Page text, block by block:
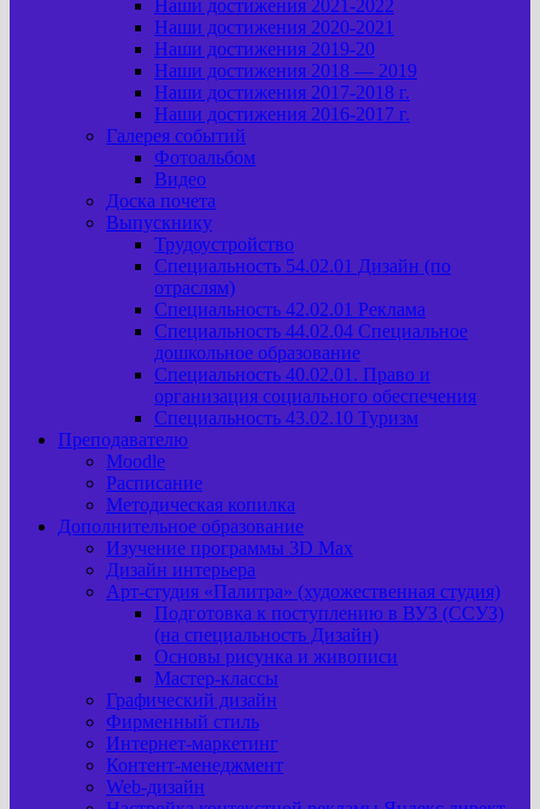
Наши достижения 2021-2022
Наши достижения 2020-2021
Наши достижения 2019-20
Наши достижения 2018 — 2019
Наши достижения 2017-2018 г.
Наши достижения 2016-2017 г.
Галерея событий
Фотоальбом
Видео
Доска почета
Выпускнику
Трудоустройство
Специальность 54.02.01 Дизайн (по
отраслям)
Специальность 42.02.01 Реклама
Специальность 44.02.04 Специальное
дошкольное образование
Специальность 40.02.01. Право и
организация социального обеспечения
Специальность 43.02.10 Туризм
Преподавателю
Moodle
Расписание
Методическая копилка
Дополнительное образование
Изучение программы 3D Max
Дизайн интерьера
Арт-cтудия «Палитра» (художественная студия)
Подготовка к поступлению в ВУЗ (ССУЗ)
(на специальность Дизайн)
Основы рисунка и живописи
Мастер-классы
Графический дизайн
Фирменный стиль
Интернет-маркетинг
Контент-менеджмент
Web-дизайн